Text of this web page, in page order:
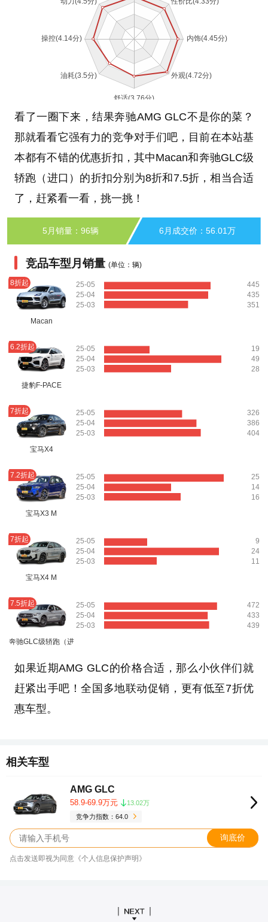
看了一圈下来，结果奔驰AMG GLC不是你的菜？
那就看看它强有力的竞争对手们吧，目前在本站基
本都有不错的优惠折扣，其中Macan和奔驰GLC级
轿跑（进口）的折扣分别为8折和7.5折，相当合适
了，赶紧看一看，挑一挑！
5月销量：96辆 6月成交价：56.01万
竞品车型月销量 (单位：辆)
8折起
Macan
25-05
25-04
25-03
445
435
351
6.2折起
捷豹F-PACE
25-05
25-04
25-03
19
49
28
7折起
宝马X4
25-05
25-04
25-03
326
386
404
7.2折起
宝马X3 M
25-05
25-04
25-03
25
14
16
7折起
宝马X4 M
25-05
25-04
25-03
9
24
11
7.5折起
奔驰GLC级轿跑（进
25-05
25-04
25-03
472
433
439
如果近期AMG GLC的价格合适，那么小伙伴们就
赶紧出手吧！全国多地联动促销，更有低至7折优
惠车型。
相关车型
AMG GLC
58.9-69.9万元
13.02万
竞争力指数：64.0
询底价
点击发送即视为同意《个人信息保护声明》